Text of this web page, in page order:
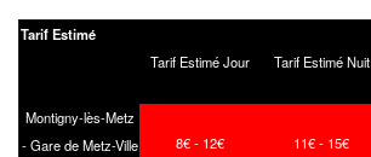
Tarif Estimé
Tarif Estimé Jour
Tarif Estimé Nuit
Montigny-lès-Metz
- Gare de Metz-Ville
8€ - 12€ 11€ - 15€